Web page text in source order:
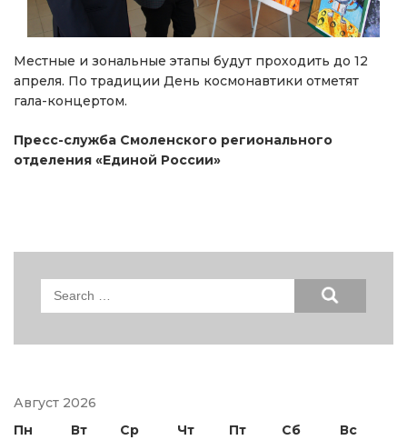
Местные и зональные этапы будут проходить до 12
апреля. По традиции День космонавтики отметят
гала-концертом.
Пресс-служба Смоленского регионального
отделения «Единой России»
Search
Август 2026
Пн
Вт Ср Чт Пт Сб
Вс